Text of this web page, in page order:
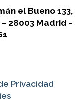
el Bueno 133,
28003 Madrid -
Privacidad